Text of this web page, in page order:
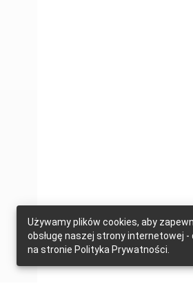
Używamy plików cookies, aby
obsługę naszej strony internetowej -
na stronie Polityka Prywatności.